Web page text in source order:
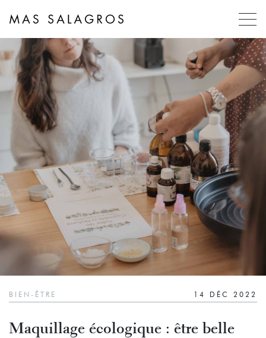
BIEN-ÊTRE 14 DÉC 2022
Maquillage écologique : être belle